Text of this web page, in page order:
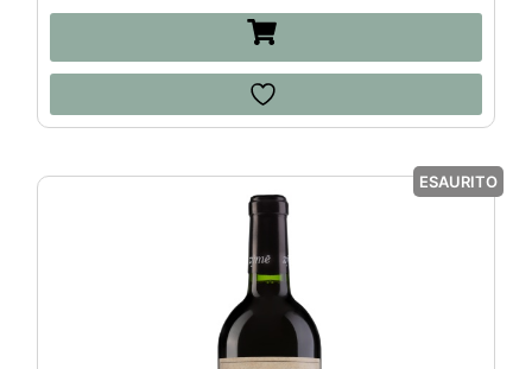
ESAURITO